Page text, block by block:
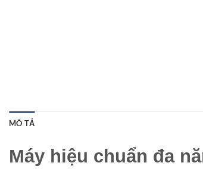
MÔ TẢ
Máy hiệu chuẩn đa